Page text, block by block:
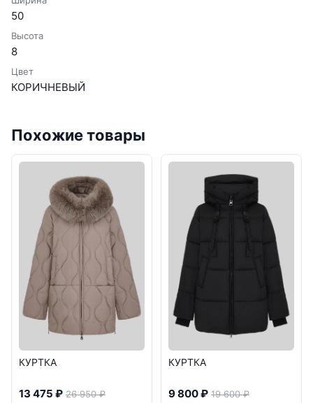
50
Высота
8
Цвет
КОРИЧНЕВЫЙ
Похожие товары
КУРТКА
13 475 ₽ 26 950 ₽
КУРТКА
9 800 ₽ 19 600 ₽